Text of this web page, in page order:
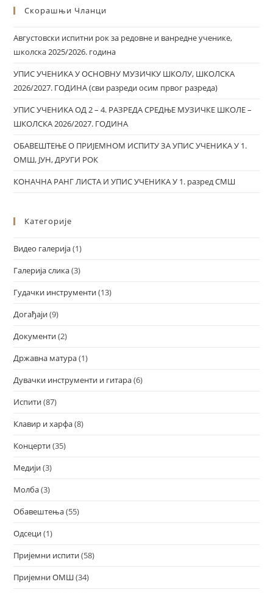
Скорашњи Чланци
Августовски испитни рок за редовне и ванредне ученике,
школска 2025/2026. година
УПИС УЧЕНИКА У ОСНОВНУ МУЗИЧКУ ШКОЛУ, ШКОЛСКА
2026/2027. ГОДИНА (сви разреди осим првог разреда)
УПИС УЧЕНИКА ОД 2 – 4. РАЗРЕДА СРЕДЊЕ МУЗИЧКЕ ШКОЛЕ –
ШКОЛСКА 2026/2027. ГОДИНА
ОБАВЕШТЕЊЕ О ПРИЈЕМНОМ ИСПИТУ ЗА УПИС УЧЕНИКА У 1.
ОМШ, ЈУН, ДРУГИ РОК
КОНАЧНА РАНГ ЛИСТА И УПИС УЧЕНИКА У 1. разред СМШ
Категорије
Видео галерија(1)
Галерија слика(3)
Гудачки инструменти(13)
Догађаји(9)
Документи(2)
Државна матура(1)
Дувачки инструменти и гитара(6)
Испити(87)
Клавир и харфа(8)
Концерти(35)
Медији(3)
Молба(3)
Обавештења(55)
Одсеци(1)
Пријемни испити(58)
Пријемни ОМШ(34)